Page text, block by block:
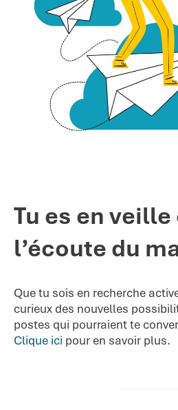
Tu es en veille
l’écoute du
Que tu sois en recherche
curieux des nouvelles
postes qui pourraient te
Clique ici pour en savoir plus.